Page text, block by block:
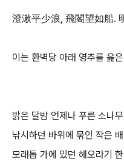
澄湫平少浪, 飛閣望如船.
이는 환벽당 아래 영추를 읊
밝은 달밤 언제나 푸른 소나
낚시하던 바위에 묶인 작은
모래톱 가에 있던 해오라기 한